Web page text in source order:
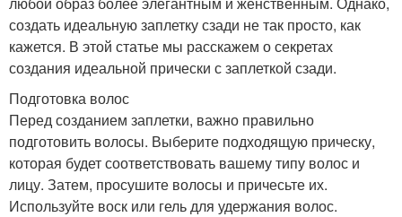
создать идеальную заплетку сзади не так просто, как
кажется. В этой статье мы расскажем о секретах
создания идеальной прически с заплеткой сзади.
Подготовка волос
Перед созданием заплетки, важно правильно
подготовить волосы. Выберите подходящую прическу,
которая будет соответствовать вашему типу волос и
лицу. Затем, просушите волосы и причесьте их.
Используйте воск или гель для удержания волос.